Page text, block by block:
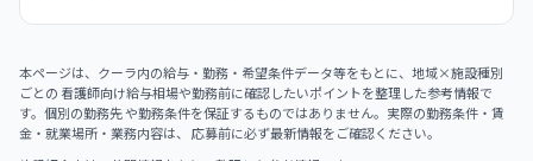
本ページは、クーラ内の給与・勤務・希望条件データ等をもとに、地域×施設種別
ごとの 看護師向け給与相場や勤務前に確認したいポイントを整理した参考情報で
す。個別の勤務先 や勤務条件を保証するものではありません。実際の勤務条件・賃
金・就業場所・業務内容は、 応募前に必ず最新情報をご確認ください。